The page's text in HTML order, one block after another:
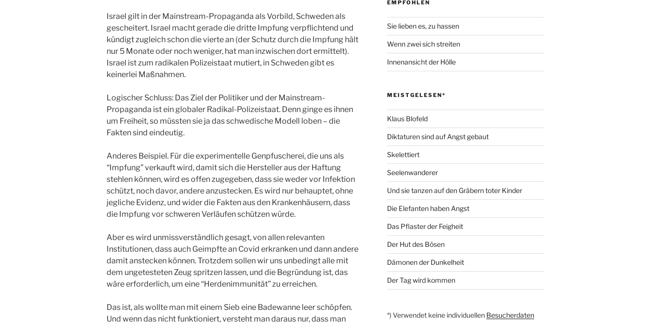
Israel gilt in der Mainstream-Propaganda als Vorbild, Schweden als
gescheitert. Israel macht gerade die dritte Impfung verpflichtend und
kündigt zugleich schon die vierte an (der Schutz durch die Impfung hält
nur 5 Monate oder noch weniger, hat man inzwischen dort ermittelt).
Israel ist zum radikalen Polizeistaat mutiert, in Schweden gibt es
keinerlei Maßnahmen.
Logischer Schluss: Das Ziel der Politiker und der Mainstream-
Propaganda ist ein globaler Radikal-Polizeistaat. Denn ginge es ihnen
um Freiheit, so müssten sie ja das schwedische Modell loben – die
Fakten sind eindeutig.
Anderes Beispiel. Für die experimentelle Genpfuscherei, die uns als
“Impfung” verkauft wird, damit sich die Hersteller aus der Haftung
stehlen können, wird es offen zugegeben, dass sie weder vor Infektion
schützt, noch davor, andere anzustecken. Es wird nur behauptet, ohne
jegliche Evidenz, und wider die Fakten aus den Krankenhäusern, dass
die Impfung vor schweren Verläufen schützen würde.
Aber es wird unmissverständlich gesagt, von allen relevanten
Institutionen, dass auch Geimpfte an Covid erkranken und dann andere
damit anstecken können. Trotzdem sollen wir uns unbedingt alle mit
dem ungetesteten Zeug spritzen lassen, und die Begründung ist, das
wäre erforderlich, um eine “Herdenimmunität” zu erreichen.
Das ist, als wollte man mit einem Sieb eine Badewanne leer schöpfen.
Und wenn das nicht funktioniert, versteht man daraus nur, dass man
EMPFOHLEN
Sie lieben es, zu hassen
Wenn zwei sich streiten
Innenansicht der Hölle
MEISTGELESEN*
Klaus Blofeld
Diktaturen sind auf Angst gebaut
Skelettiert
Seelenwanderer
Und sie tanzen auf den Gräbern toter Kinder
Die Elefanten haben Angst
Das Pflaster der Feigheit
Der Hut des Bösen
Dämonen der Dunkelheit
Der Tag wird kommen
*) Verwendet keine individuellen Besucherdaten